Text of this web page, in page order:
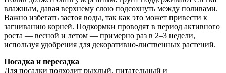
влажным, давая верхнему слою подсохнуть между поливами.
Важно избегать застоя воды, так как это может привести к
загниванию корней. Подкормки проводят в период активного
роста — весной и летом — примерно раз в 2–3 недели,
используя удобрения для декоративно-лиственных растений.
Посадка и пересадка
Для посадки подходит рыхлый, питательный и